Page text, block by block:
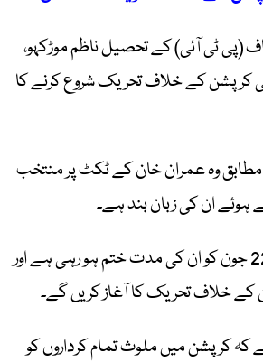
(پی ٹی آئی) کے تحصیل ناظم موڑکہو،
کرپشن کے خلاف تحریک شروع کرنے کا
وہ عمران خان کے ٹکٹ پر منتخب
ہوئے ان کی زبان بند ہے۔
انہوں نے کہا ہے کہ 22 جون کو ان کی مدت ختم ہو رہی ہے اور
خلاف تحریک کا آغاز کریں گے۔
کہ کرپشن میں ملوث تمام کرداروں کو